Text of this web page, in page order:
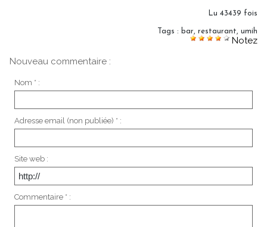
Lu 43439 fois
Tags : bar, restaurant, umih
Notez
Nouveau commentaire :
Nom * :
Adresse email (non publiée) * :
Site web :
Commentaire * :